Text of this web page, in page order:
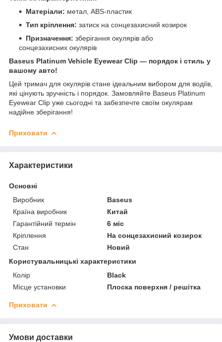
Матеріали: метал, ABS-пластик
Тип кріплення: затиск на сонцезахисний козирок
Призначення: зберігання окулярів або
сонцезахисних окулярів
Baseus Platinum Vehicle Eyewear Clip — порядок і стиль у
вашому авто!
Цей тримач для окулярів стане ідеальним вибором для водіїв,
які цінують зручність і порядок. Замовляйте Baseus Platinum
Eyewear Clip уже сьогодні та забезпечте своїм окулярам
надійне зберігання!
Приховати
Характеристики
Основні
Виробник
Baseus
Країна виробник
Китай
Гарантійний термін
6 міс
Кріплення
На сонцезахисний козирок
Стан
Новий
Користувальницькі характеристики
Колір
Black
Місце установки
Плоска поверхня / решітка
Приховати
Умови доставки